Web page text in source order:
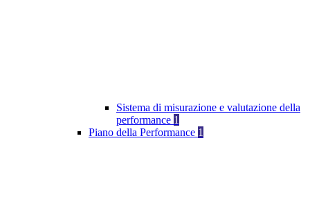
Sistema di misurazione e valutazione della
performance 1
Piano della Performance 1